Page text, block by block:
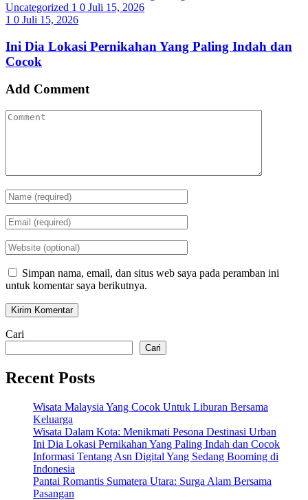
Uncategorized 1 0 Juli 15, 2026
1 0 Juli 15, 2026
Ini Dia Lokasi Pernikahan Yang Paling Indah dan
Cocok
Add Comment
Simpan nama, email, dan situs web saya pada peramban ini
untuk komentar saya berikutnya.
Cari
Cari
Recent Posts
Wisata Malaysia Yang Cocok Untuk Liburan Bersama
Keluarga
Wisata Dalam Kota: Menikmati Pesona Destinasi Urban
Ini Dia Lokasi Pernikahan Yang Paling Indah dan Cocok
Informasi Tentang Asn Digital Yang Sedang Booming di
Indonesia
Pantai Romantis Sumatera Utara: Surga Alam Bersama
Pasangan